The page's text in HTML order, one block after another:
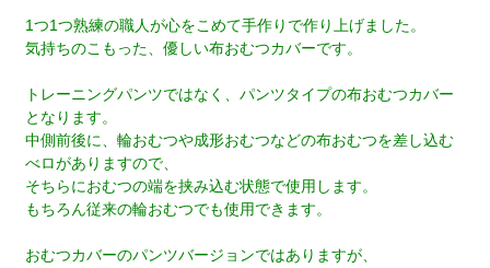
1つ1つ熟練の職人が心をこめて手作りで作り上げました。
気持ちのこもった、優しい布おむつカバーです。
トレーニングパンツではなく、パンツタイプの布おむつカバー
となります。
中側前後に、輪おむつや成形おむつなどの布おむつを差し込む
べロがありますので、
そちらにおむつの端を挟み込む状態で使用します。
もちろん従来の輪おむつでも使用できます。
おむつカバーのパンツバージョンではありますが、